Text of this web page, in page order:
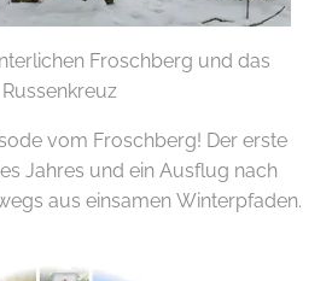
Froschberg und das
Russenkreuz
vom Froschberg! Der erste
Jahres und ein Ausflug nach
aus einsamen Winterpfaden.